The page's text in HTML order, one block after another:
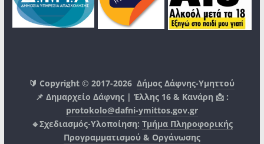
🔰 Copyright © 2017-2026Δήμος Δάφνης-Υμηττού
📌 Δημαρχείο Δάφνης | Έλλης 16 & Κανάρη 📩 :
protokolo@dafni-ymittos.gov.gr
🔹Σχεδιασμός-Υλοποίηση: Τμήμα Πληροφορικής
Προγραμματισμού & Οργάνωσης